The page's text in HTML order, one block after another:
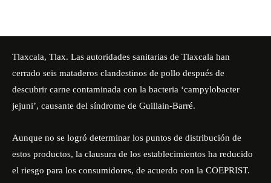
Tlaxcala, Tlax. Las autoridades sanitarias de Tlaxcala han
cerrado seis mataderos clandestinos de pollo después de
descubrir carne contaminada con la bacteria ‘campylobacter
jejuni’, causante del síndrome de Guillain-Barré.
Aunque no se logró determinar los puntos de distribución de
estos productos, la clausura de los establecimientos ha reducido
el riesgo para los consumidores, de acuerdo con la COEPRIST.